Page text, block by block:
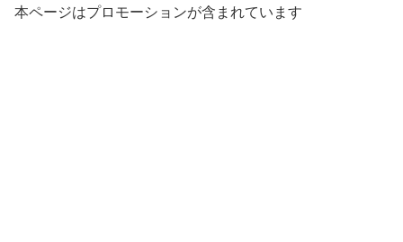
本ページはプロモーションが含まれています